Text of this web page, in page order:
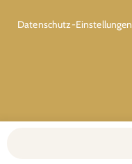
Datenschutz-Einstellungen